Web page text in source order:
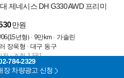
제네시스 DH G330 AWD 프리미
만원
06(15년형) 9만km
가솔린
장욱형
대구 동구
전
조회 1,581
784-2329
장 차량광고 신청